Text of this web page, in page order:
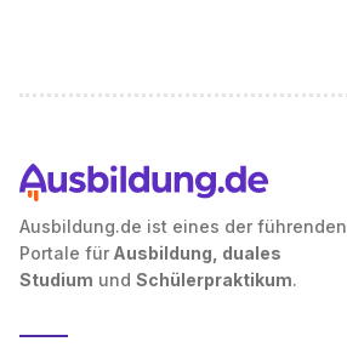
Ausbildung.de ist eines der führenden
Portale für Ausbildung, duales
Studium und Schülerpraktikum.